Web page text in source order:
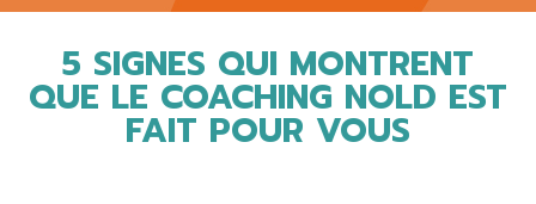
5 SIGNES QUI MONTRENT
QUE LE COACHING NOLD EST
FAIT POUR VOUS